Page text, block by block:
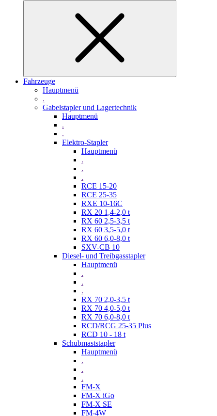
Fahrzeuge
Hauptmenü
.
Gabelstapler und Lagertechnik
Hauptmenü
.
.
Elektro-Stapler
Hauptmenü
.
.
.
RCE 15-20
RCE 25-35
RXE 10-16C
RX 20 1,4-2,0 t
RX 60 2,5-3,5 t
RX 60 3,5-5,0 t
RX 60 6,0-8,0 t
SXV-CB 10
Diesel- und Treibgasstapler
Hauptmenü
.
.
.
RX 70 2,0-3,5 t
RX 70 4,0-5,0 t
RX 70 6,0-8,0 t
RCD/RCG 25-35 Plus
RCD 10 - 18 t
Schubmaststapler
Hauptmenü
.
.
.
FM-X
FM-X iGo
FM-X SE
FM-4W